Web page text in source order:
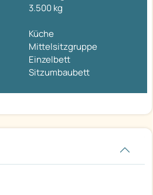
3.500 kg
Küche
Mittelsitzgruppe
Einzelbett
Sitzumbaubett